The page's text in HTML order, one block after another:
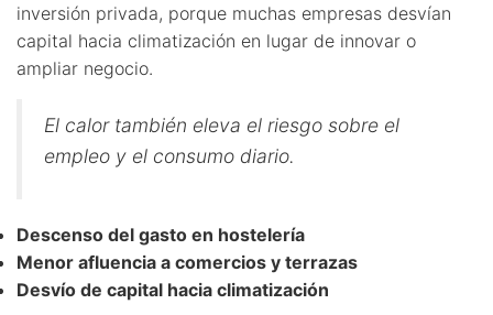
inversión privada, porque muchas empresas desvían
capital hacia climatización en lugar de innovar o
ampliar negocio.
El calor también eleva el riesgo sobre el
empleo y el consumo diario.
Descenso del gasto en hostelería
Menor afluencia a comercios y terrazas
Desvío de capital hacia climatización